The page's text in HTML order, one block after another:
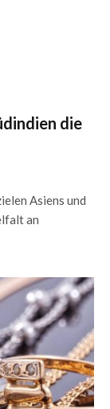
die
Asiens und
an